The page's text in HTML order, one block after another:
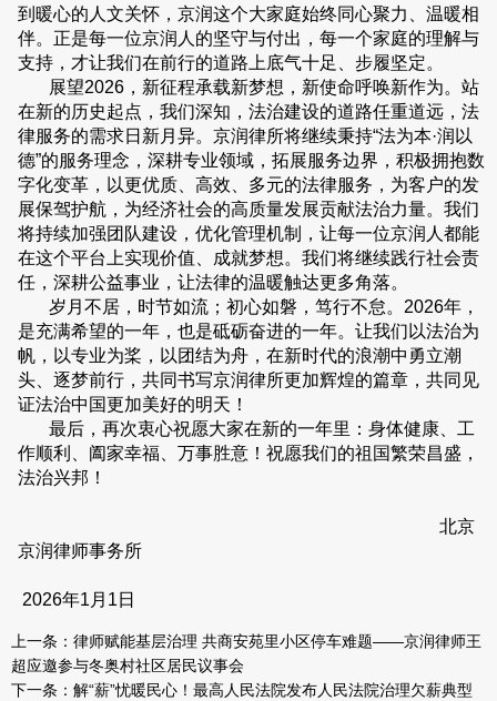
到暖心的人文关怀，京润这个大家庭始终同心聚力、温暖相
伴。正是每一位京润人的坚守与付出，每一个家庭的理解与
支持，才让我们在前行的道路上底气十足、步履坚定。
展望2026，新征程承载新梦想，新使命呼唤新作为。站
在新的历史起点，我们深知，法治建设的道路任重道远，法
律服务的需求日新月异。京润律所将继续秉持“法为本·润以
德”的服务理念，深耕专业领域，拓展服务边界，积极拥抱数
字化变革，以更优质、高效、多元的法律服务，为客户的发
展保驾护航，为经济社会的高质量发展贡献法治力量。我们
将持续加强团队建设，优化管理机制，让每一位京润人都能
在这个平台上实现价值、成就梦想。我们将继续践行社会责
任，深耕公益事业，让法律的温暖触达更多角落。
岁月不居，时节如流；初心如磐，笃行不怠。2026年，
是充满希望的一年，也是砥砺奋进的一年。让我们以法治为
帆，以专业为桨，以团结为舟，在新时代的浪潮中勇立潮
头、逐梦前行，共同书写京润律所更加辉煌的篇章，共同见
证法治中国更加美好的明天！
最后，再次衷心祝愿大家在新的一年里：身体健康、工
作顺利、阖家幸福、万事胜意！祝愿我们的祖国繁荣昌盛，
法治兴邦！
北京
京润律师事务所
2026年1月1日
上一条： 律师赋能基层治理 共商安苑里小区停车难题——京润律师王
超应邀参与冬奥村社区居民议事会
下一条： 解“薪”忧暖民心！最高人民法院发布人民法院治理欠薪典型